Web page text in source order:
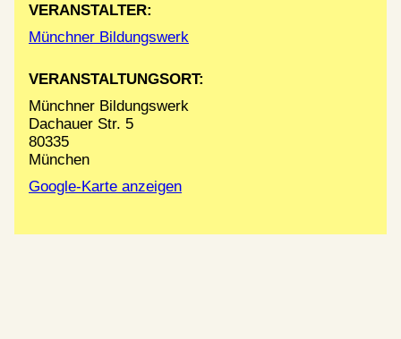
VERANSTALTER:
Münchner Bildungswerk
VERANSTALTUNGSORT:
Münchner Bildungswerk
Dachauer Str. 5
80335
München
Google-Karte anzeigen